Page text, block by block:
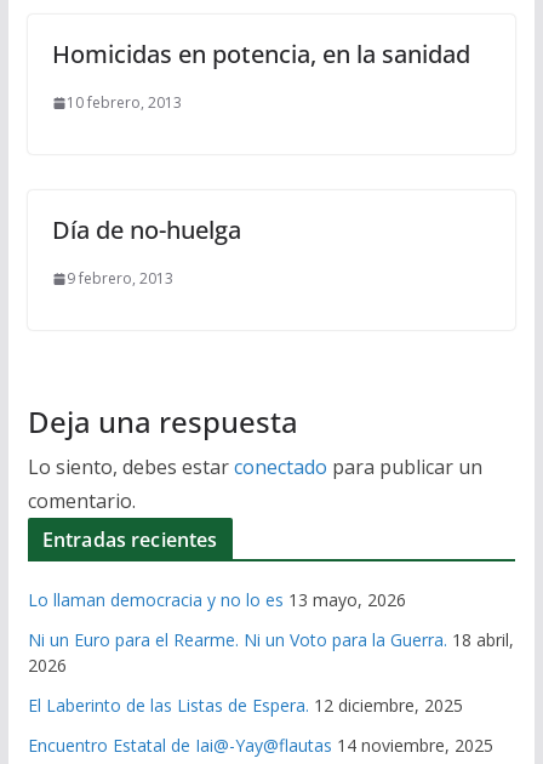
Homicidas en potencia, en la sanidad
10 febrero, 2013
Día de no-huelga
9 febrero, 2013
Deja una respuesta
Lo siento, debes estarconectado para publicar un
comentario.
Entradas recientes
Lo llaman democracia y no lo es 13 mayo, 2026
Ni un Euro para el Rearme. Ni un Voto para la Guerra. 18 abril,
2026
El Laberinto de las Listas de Espera. 12 diciembre, 2025
Encuentro Estatal de Iai@-Yay@flautas 14 noviembre, 2025